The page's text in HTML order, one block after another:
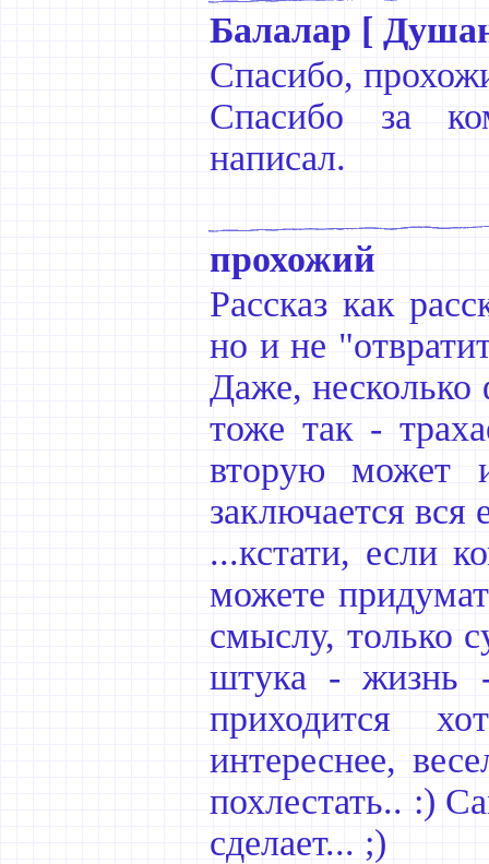
Балалар [
Спасибо,
Спасибо за
написал.
прохожий
Рассказ как
но и не
Даже, несколько
тоже так -
вторую может
заключается вся
...кстати, если
можете
смыслу, только
штука - жизнь
приходится
интереснее,
похлестать.. :)
сделает... ;)